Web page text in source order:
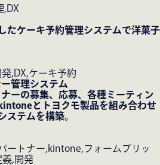
,DX
たケーキ予約管理システムで洋菓子
,DX,ケーキ予約
管理システム
ーの募集、応募、各種ミーティン
とトヨクモ製品を組み合わせ
ステムを構築。
ートナー,kintone,フォームブリッ
,開発